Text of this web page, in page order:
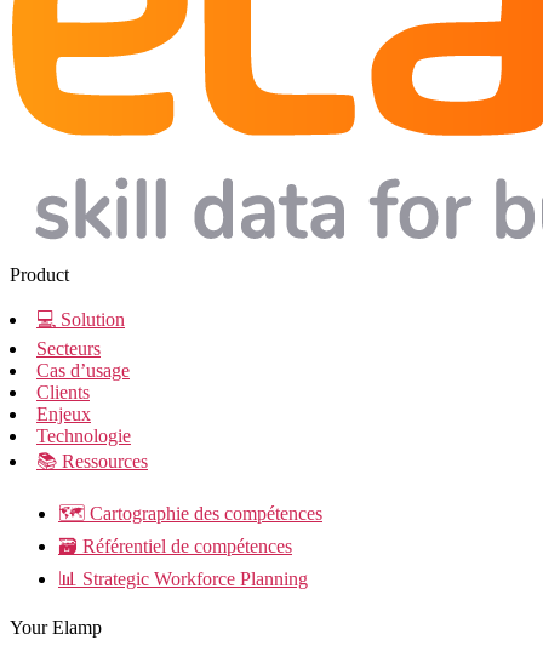
Product
💻 Solution
Secteurs
Cas d’usage
Clients
Enjeux
Technologie
📚 Ressources
🗺️ Cartographie des compétences
🗃️ Référentiel de compétences
📊 Strategic Workforce Planning
Your Elamp